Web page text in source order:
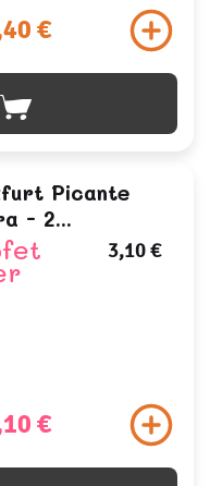
€
Picante
- 2...
3,10 €
€